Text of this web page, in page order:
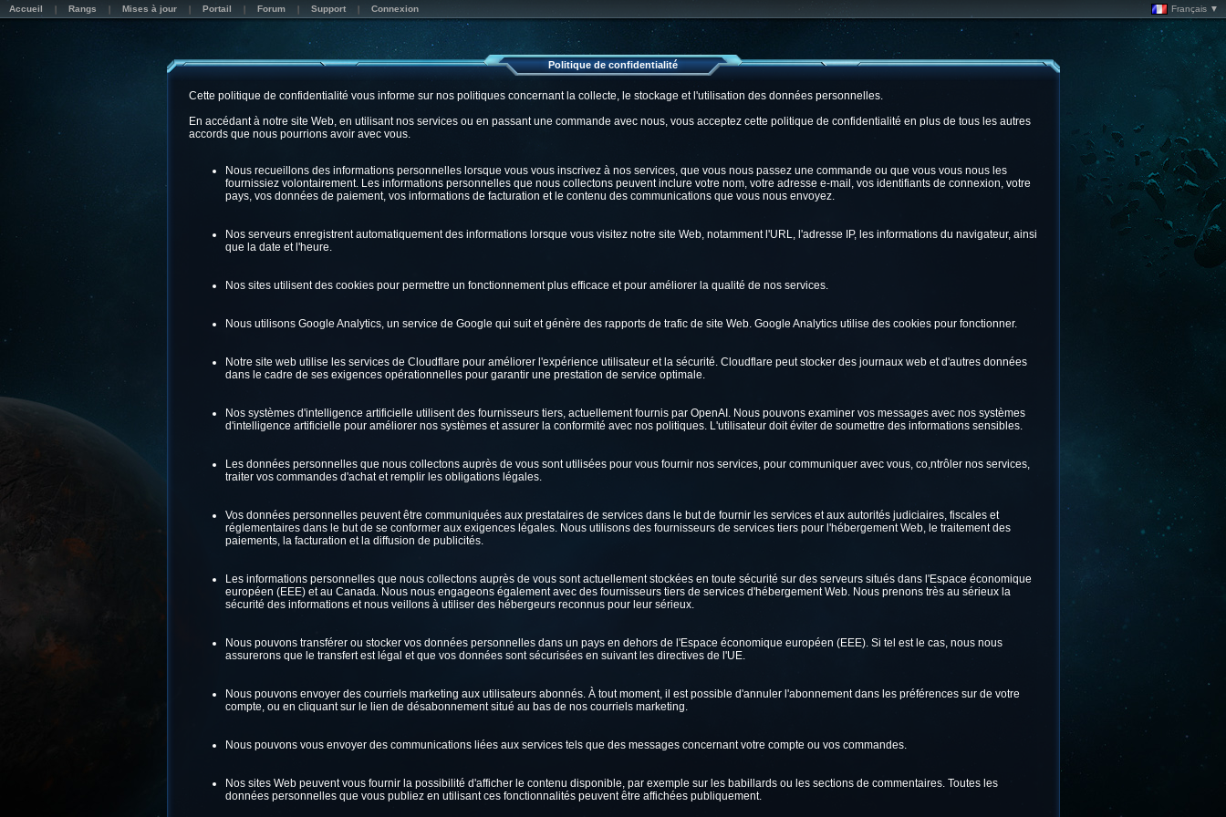
Accueil Rangs Mises à jour Portail Forum Support Connexion Français ▼
Politique de confidentialité
Cette politique de confidentialité vous informe sur nos politiques concernant la collecte, le stockage et l'utilisation des données personnelles.
En accédant à notre site Web, en utilisant nos services ou en passant une commande avec nous, vous acceptez cette politique de confidentialité en plus de tous les autres
accords que nous pourrions avoir avec vous.
Nous recueillons des informations personnelles lorsque vous vous inscrivez à nos services, que vous nous passez une commande ou que vous vous nous les
fournissiez volontairement. Les informations personnelles que nous collectons peuvent inclure votre nom, votre adresse e-mail, vos identifiants de connexion, votre
pays, vos données de paiement, vos informations de facturation et le contenu des communications que vous nous envoyez.
Nos serveurs enregistrent automatiquement des informations lorsque vous visitez notre site Web, notamment l'URL, l'adresse IP, les informations du navigateur, ainsi
que la date et l'heure.
Nos sites utilisent des cookies pour permettre un fonctionnement plus efficace et pour améliorer la qualité de nos services.
Nous utilisons Google Analytics, un service de Google qui suit et génère des rapports de trafic de site Web. Google Analytics utilise des cookies pour fonctionner.
Notre site web utilise les services de Cloudflare pour améliorer l'expérience utilisateur et la sécurité. Cloudflare peut stocker des journaux web et d'autres données
dans le cadre de ses exigences opérationnelles pour garantir une prestation de service optimale.
Nos systèmes d'intelligence artificielle utilisent des fournisseurs tiers, actuellement fournis par OpenAI. Nous pouvons examiner vos messages avec nos systèmes
d'intelligence artificielle pour améliorer nos systèmes et assurer la conformité avec nos politiques. L'utilisateur doit éviter de soumettre des informations sensibles.
Les données personnelles que nous collectons auprès de vous sont utilisées pour vous fournir nos services, pour communiquer avec vous, co,ntrôler nos services,
traiter vos commandes d'achat et remplir les obligations légales.
Vos données personnelles peuvent être communiquées aux prestataires de services dans le but de fournir les services et aux autorités judiciaires, fiscales et
réglementaires dans le but de se conformer aux exigences légales. Nous utilisons des fournisseurs de services tiers pour l'hébergement Web, le traitement des
paiements, la facturation et la diffusion de publicités.
Les informations personnelles que nous collectons auprès de vous sont actuellement stockées en toute sécurité sur des serveurs situés dans l'Espace économique
européen (EEE) et au Canada. Nous nous engageons également avec des fournisseurs tiers de services d'hébergement Web. Nous prenons très au sérieux la
sécurité des informations et nous veillons à utiliser des hébergeurs reconnus pour leur sérieux.
Nous pouvons transférer ou stocker vos données personnelles dans un pays en dehors de l'Espace économique européen (EEE). Si tel est le cas, nous nous
assurerons que le transfert est légal et que vos données sont sécurisées en suivant les directives de l'UE.
Nous pouvons envoyer des courriels marketing aux utilisateurs abonnés. À tout moment, il est possible d'annuler l'abonnement dans les préférences sur de votre
compte, ou en cliquant sur le lien de désabonnement situé au bas de nos courriels marketing.
Nous pouvons vous envoyer des communications liées aux services tels que des messages concernant votre compte ou vos commandes.
Nos sites Web peuvent vous fournir la possibilité d'afficher le contenu disponible, par exemple sur les babillards ou les sections de commentaires. Toutes les
données personnelles que vous publiez en utilisant ces fonctionnalités peuvent être affichées publiquement.